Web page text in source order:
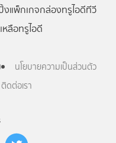
งแพ็กเกจกล่องทรูไอดีทีวี
หลือทรูไอดี
นโยบายความเป็นส่วนตัว
ติดต่อเรา